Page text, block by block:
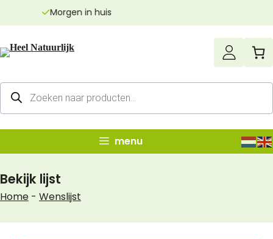
inhoud
Producten
zoeken
menu
Bekijk lijst
Home - Wenslijst